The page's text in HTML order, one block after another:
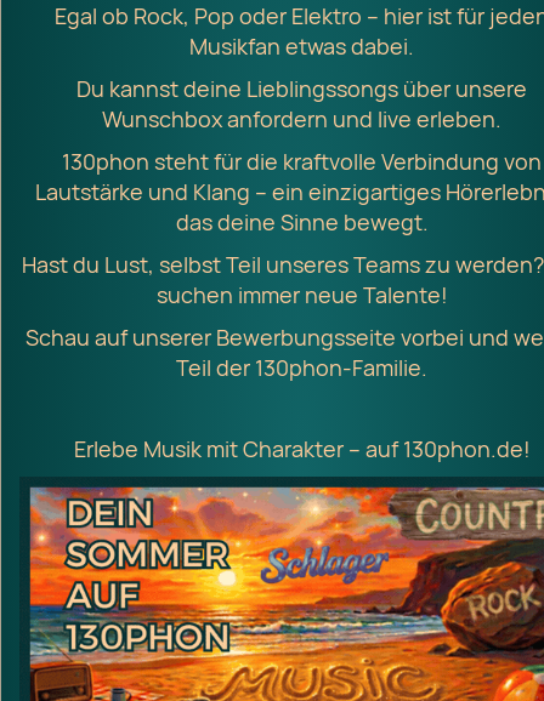
Egal ob Rock, Pop oder Elektro – hier ist für
Musikfan etwas dabei.
Du kannst deine Lieblingssongs über unsere
Wunschbox anfordern und live erleben.
130phon steht für die kraftvolle Verbindung von
Lautstärke und Klang – ein einzigartiges
das deine Sinne bewegt.
Hast du Lust, selbst Teil unseres Teams zu
suchen immer neue Talente!
Schau auf unserer Bewerbungsseite vorbei und
Teil der 130phon-Familie.
Erlebe Musik mit Charakter – auf 130phon.de!